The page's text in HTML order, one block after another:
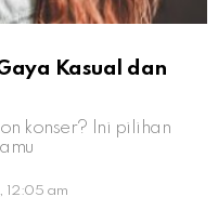
Kasual dan
konser? Ini pilihan
12:05 am